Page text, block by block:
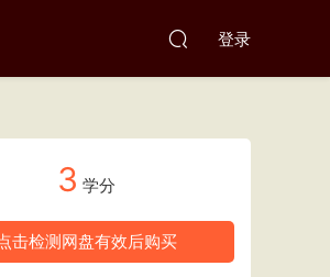
登录
3 学分
击检测网盘有效后购买